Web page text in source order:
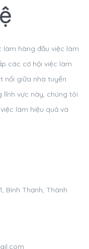
làm hàng đầu việc làm
các cơ hội việc làm
nối giữa nhà tuyển
lĩnh vực này, chúng tôi
làm hiệu quả và
Bình Thạnh, Thành